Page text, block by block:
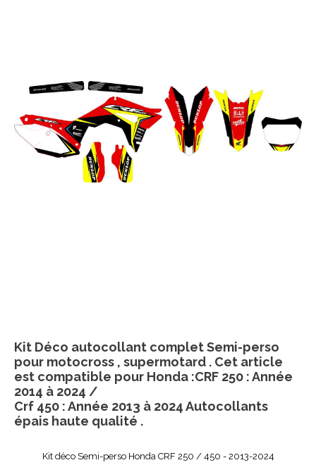
Kit déco Semi-perso Honda CRF 250 / 450 - 2013-2024
Kit Déco autocollant complet Semi-perso
pour motocross , supermotard . Cet article
est compatible pour Honda :CRF 250 : Année
2014 à 2024 /
Crf 450 : Année 2013 à 2024 Autocollants
épais haute qualité .